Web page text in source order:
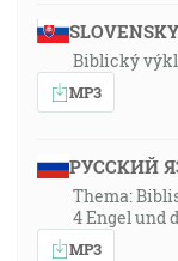
SLOVENSKY
Biblický
MP3
РУССКИЙ
Thema:
4 Engel und
MP3